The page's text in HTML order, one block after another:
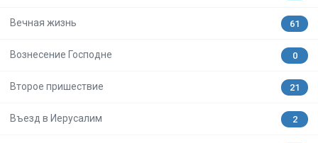
Вечная жизнь 61
Вознесение Господне 0
Второе пришествие 21
Въезд в Иерусалим 2